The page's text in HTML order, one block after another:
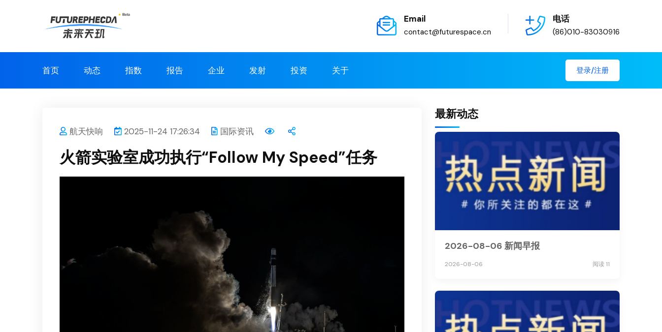
Email
contact@futurespace.cn
电话
(86)010-83030916
首页 动态 指数 报告 企业 发射 投资 关于 登录/注册
航天快响 2025-11-24 17:26:34 国际资讯
火箭实验室成功执行“Follow My Speed”任务
最新动态
2026-08-06 新闻早报
2026-08-06 阅读 11